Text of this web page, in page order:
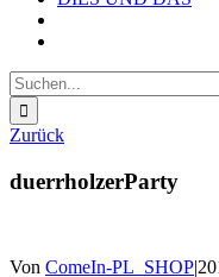
Suche
nach:
Zurück
duerrholzerParty
Von ComeIn-PL_SHOP|